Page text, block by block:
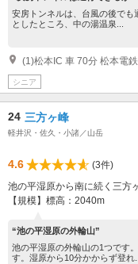
安房トンネルは、台風の後でも
としたところ、中の湯温泉...
(1)松本IC 車 70分 松本電
シニア
24 三方ヶ峰
軽井沢・佐久・小諸／山岳
4.6
(3件)
池の平湿原から南に続く三方
【規模】標高：2040m
“池の平湿原の外輪山”
池の平湿原の外輪山の1つです
す。湿原から10分かからず登れ...